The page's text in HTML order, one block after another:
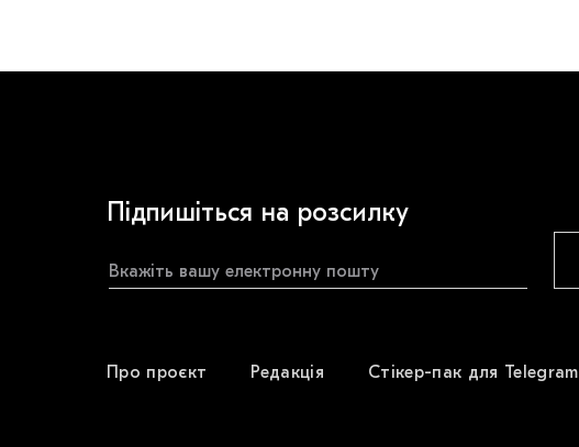
Підпишіться на розсилку
Про проєкт Редакція Стікер-пак для Telegram